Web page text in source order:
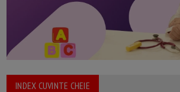
INDEX CUVINTE CHEIE